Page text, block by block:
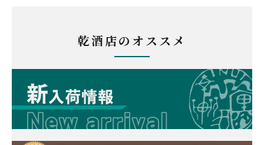
乾酒店のオススメ